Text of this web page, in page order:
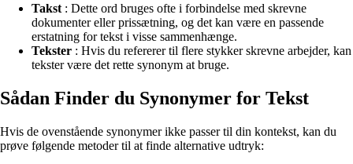
Takst : Dette ord bruges ofte i forbindelse med skrevne
dokumenter eller prissætning, og det kan være en passende
erstatning for tekst i visse sammenhænge.
Tekster : Hvis du refererer til flere stykker skrevne arbejder, kan
tekster være det rette synonym at bruge.
Sådan Finder du Synonymer for Tekst
Hvis de ovenstående synonymer ikke passer til din kontekst, kan du
prøve følgende metoder til at finde alternative udtryk: